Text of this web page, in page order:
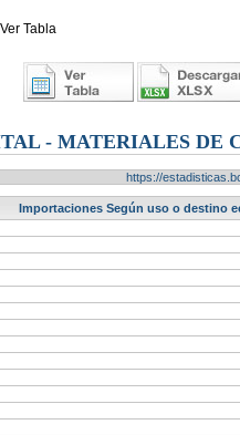
Ver Tabla
- MATERIALES DE
https://
Importaciones Según uso o destino